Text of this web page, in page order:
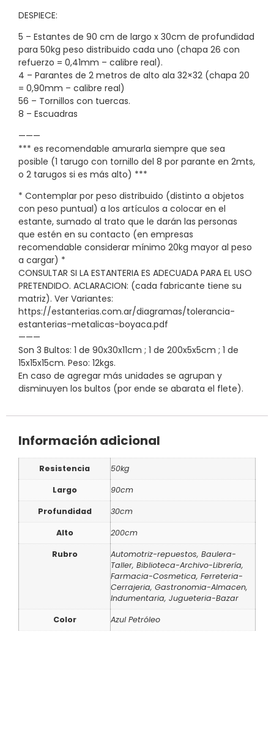
DESPIECE:
5 – Estantes de 90 cm de largo x 30cm de profundidad
para 50kg peso distribuido cada uno (chapa 26 con
refuerzo = 0,41mm – calibre real).
4 – Parantes de 2 metros de alto ala 32×32 (chapa 20
= 0,90mm – calibre real)
56 – Tornillos con tuercas.
8 – Escuadras
———
*** es recomendable amurarla siempre que sea
posible (1 tarugo con tornillo del 8 por parante en 2mts,
o 2 tarugos si es más alto) ***
* Contemplar por peso distribuido (distinto a objetos
con peso puntual) a los artículos a colocar en el
estante, sumado al trato que le darán las personas
que estén en su contacto (en empresas
recomendable considerar mínimo 20kg mayor al peso
a cargar) *
CONSULTAR SI LA ESTANTERIA ES ADECUADA PARA EL USO
PRETENDIDO. ACLARACION: (cada fabricante tiene su
matriz). Ver Variantes:
https://estanterias.com.ar/diagramas/tolerancia-
estanterias-metalicas-boyaca.pdf
———
Son 3 Bultos: 1 de 90x30x11cm ; 1 de 200x5x5cm ; 1 de
15x15x15cm. Peso: 12kgs.
En caso de agregar más unidades se agrupan y
disminuyen los bultos (por ende se abarata el flete).
Información adicional
Resistencia 50kg
Largo 90cm
Profundidad 30cm
Alto 200cm
Rubro
Automotriz-repuestos, Baulera-
Taller, Biblioteca-Archivo-Librería,
Farmacia-Cosmetica, Ferreteria-
Cerrajeria, Gastronomia-Almacen,
Indumentaria, Jugueteria-Bazar
Color Azul Petróleo